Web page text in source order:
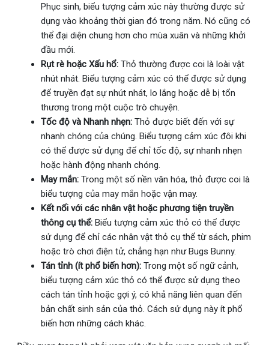
Phục sinh, biểu tượng cảm xúc này thường được sử
dụng vào khoảng thời gian đó trong năm. Nó cũng có
thể đại diện chung hơn cho mùa xuân và những khởi
đầu mới.
Rụt rè hoặc Xấu hổ: Thỏ thường được coi là loài vật
nhút nhát. Biểu tượng cảm xúc có thể được sử dụng
để truyền đạt sự nhút nhát, lo lắng hoặc dễ bị tổn
thương trong một cuộc trò chuyện.
Tốc độ và Nhanh nhẹn: Thỏ được biết đến với sự
nhanh chóng của chúng. Biểu tượng cảm xúc đôi khi
có thể được sử dụng để chỉ tốc độ, sự nhanh nhẹn
hoặc hành động nhanh chóng.
May mắn: Trong một số nền văn hóa, thỏ được coi là
biểu tượng của may mắn hoặc vận may.
Kết nối với các nhân vật hoặc phương tiện truyền
thông cụ thể: Biểu tượng cảm xúc thỏ có thể được
sử dụng để chỉ các nhân vật thỏ cụ thể từ sách, phim
hoặc trò chơi điện tử, chẳng hạn như Bugs Bunny.
Tán tỉnh (ít phổ biến hơn): Trong một số ngữ cảnh,
biểu tượng cảm xúc thỏ có thể được sử dụng theo
cách tán tỉnh hoặc gợi ý, có khả năng liên quan đến
bản chất sinh sản của thỏ. Cách sử dụng này ít phổ
biến hơn những cách khác.